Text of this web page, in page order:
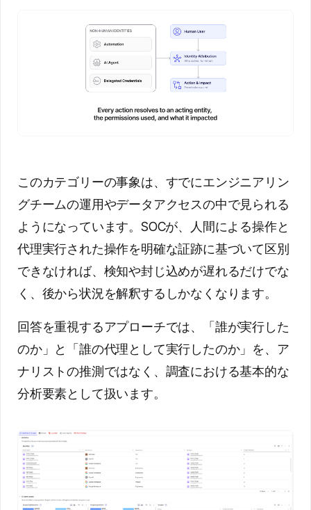
このカテゴリーの事象は、すでにエンジニアリン
グチームの運用やデータアクセスの中で見られる
ようになっています。SOCが、人間による操作と
代理実行された操作を明確な証跡に基づいて区別
できなければ、検知や封じ込めが遅れるだけでな
く、後から状況を解釈するしかなくなります。
回答を重視するアプローチでは、「誰が実行した
のか」と「誰の代理として実行したのか」を、ア
ナリストの推測ではなく、調査における基本的な
分析要素として扱います。